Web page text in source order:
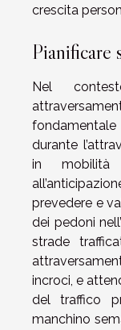
crescita
Pianificare
Nel
durante
in mobilità
prevedere e
dei pedoni
strade
incroci, e
del traffico
manchino